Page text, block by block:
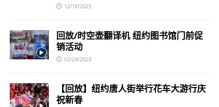
12/18/2025
回放/时空壶翻译机 纽约图书馆门前促
销活动
02/24/2023
【回放】纽约唐人街举行花车大游行庆
祝新春